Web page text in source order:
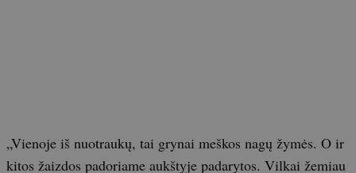
„Vienoje iš nuotraukų, tai grynai meškos nagų žymės. O ir
kitos žaizdos padoriame aukštyje padarytos. Vilkai žemiau